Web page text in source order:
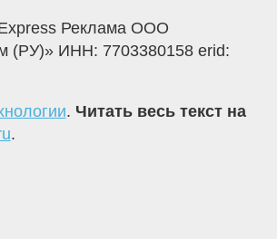
Реклама ООО
(РУ)» ИНН: 7703380158 erid:
. Читать весь текст на
.